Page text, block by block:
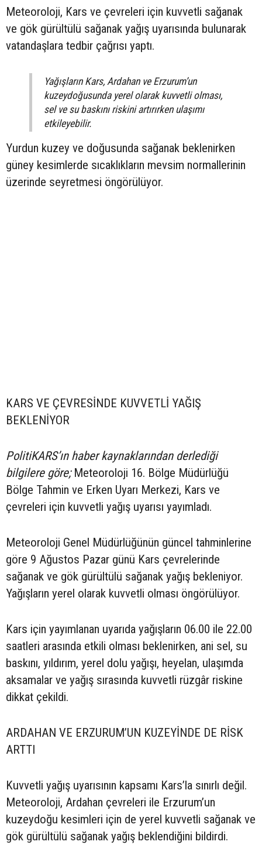
Meteoroloji, Kars ve çevreleri için kuvvetli sağanak
ve gök gürültülü sağanak yağış uyarısında bulunarak
vatandaşlara tedbir çağrısı yaptı.
Yağışların Kars, Ardahan ve Erzurum’un
kuzeydoğusunda yerel olarak kuvvetli olması,
sel ve su baskını riskini artırırken ulaşımı
etkileyebilir.
Yurdun kuzey ve doğusunda sağanak beklenirken
güney kesimlerde sıcaklıkların mevsim normallerinin
üzerinde seyretmesi öngörülüyor.
KARS VE ÇEVRESİNDE KUVVETLİ YAĞIŞ
BEKLENİYOR
PolitiKARS’ın haber kaynaklarından derlediği
bilgilere göre;Meteoroloji 16. Bölge Müdürlüğü
Bölge Tahmin ve Erken Uyarı Merkezi, Kars ve
çevreleri için kuvvetli yağış uyarısı yayımladı.
Meteoroloji Genel Müdürlüğünün güncel tahminlerine
göre 9 Ağustos Pazar günü Kars çevrelerinde
sağanak ve gök gürültülü sağanak yağış bekleniyor.
Yağışların yerel olarak kuvvetli olması öngörülüyor.
Kars için yayımlanan uyarıda yağışların 06.00 ile 22.00
saatleri arasında etkili olması beklenirken, ani sel, su
baskını, yıldırım, yerel dolu yağışı, heyelan, ulaşımda
aksamalar ve yağış sırasında kuvvetli rüzgâr riskine
dikkat çekildi.
ARDAHAN VE ERZURUM’UN KUZEYİNDE DE RİSK
ARTTI
Kuvvetli yağış uyarısının kapsamı Kars’la sınırlı değil.
Meteoroloji, Ardahan çevreleri ile Erzurum’un
kuzeydoğu kesimleri için de yerel kuvvetli sağanak ve
gök gürültülü sağanak yağış beklendiğini bildirdi.